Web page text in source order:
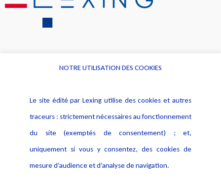
Alerte professionnelle
Déclaration d'accessibilité
Notice Légale
Politique de protection des
données
Publications
NOTRE UTILISATION DES COOKIES
Le site édité par Lexing utilise des cookies et autres
traceurs : strictement nécessaires au fonctionnement
du site (exemptés de consentement) ; et,
uniquement si vous y consentez, des cookies de
mesure d’audience et d’analyse de navigation.